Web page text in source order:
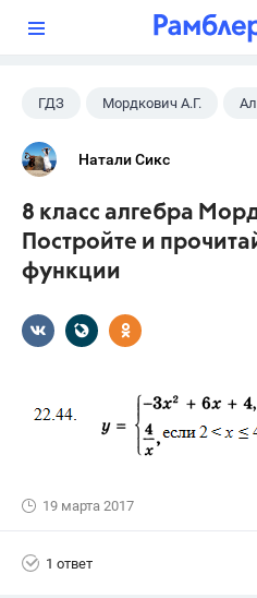
ГДЗ Мордкович А.Г.
Натали Сикс
8 класс алгебра
Постройте и
функции
19 марта 2017
1 ответ